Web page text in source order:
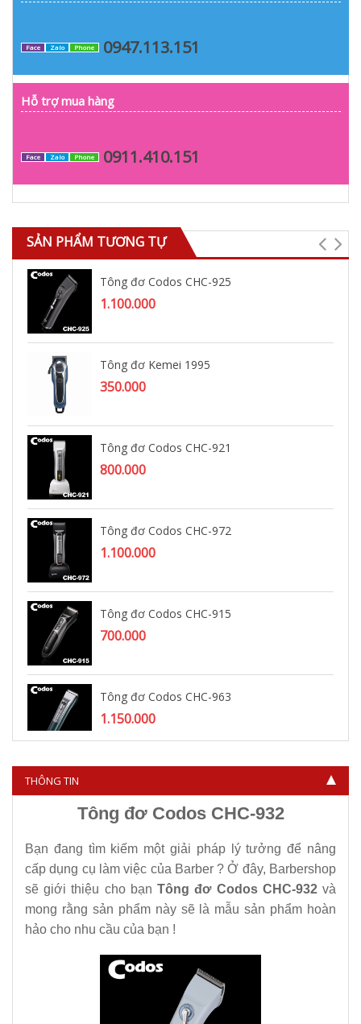
Face Zalo Phone 0947.113.151
Hỗ trợ mua hàng
Face Zalo Phone 0911.410.151
SẢN PHẨM TƯƠNG TỰ
Tông đơ Codos CHC-925
1.100.000
Tông đơ Kemei 1995
350.000
Tông đơ Codos CHC-921
800.000
Tông đơ Codos CHC-972
1.100.000
Tông đơ Codos CHC-915
700.000
Tông đơ Codos CHC-963
1.150.000
THÔNG TIN
Tông đơ Codos CHC-932
Bạn đang tìm kiếm một giải pháp lý tưởng để nâng
cấp dụng cụ làm việc của Barber ? Ở đây, Barbershop
sẽ giới thiệu cho bạnTông đơ Codos CHC-932và
mong rằng sản phẩm này sẽ là mẫu sản phẩm hoàn
hảo cho nhu cầu của bạn !